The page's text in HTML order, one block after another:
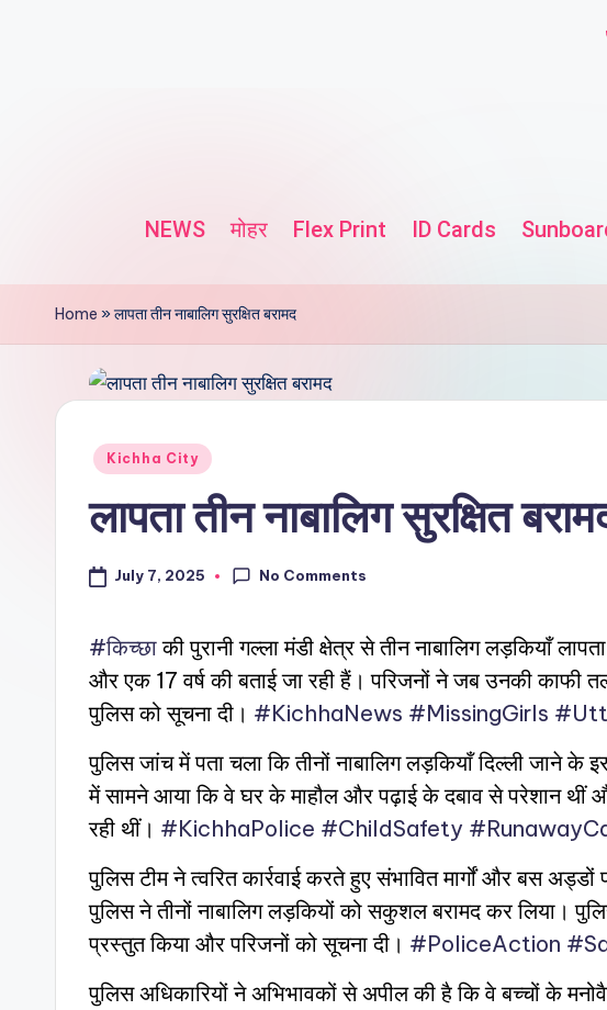
NEWS मोहर Flex Print ID Cards
Home »लापता तीन नाबालिग सुरक्षित बरामद
Kichha City
लापता तीन नाबालिग सुरक्षित
July 7, 2025 No Comments
#किच्छाकी पुरानी गल्ला मंडी क्षेत्र से तीन नाबालिग लड़कियाँ
और एक 17 वर्ष की बताई जा रही हैं। परिजनों ने जब उनकी काफी
पुलिस को सूचना दी। #KichhaNews #MissingGirls
पुलिस जांच में पता चला कि तीनों नाबालिग लड़कियाँ दिल्ली जाने के
में सामने आया कि वे घर के माहौल और पढ़ाई के दबाव से परेशान थीं
रही थीं। #KichhaPolice #ChildSafety
पुलिस टीम ने त्वरित कार्रवाई करते हुए संभावित मार्गों और बस
पुलिस ने तीनों नाबालिग लड़कियों को सकुशल बरामद कर लिया।
प्रस्तुत किया और परिजनों को सूचना दी। #PoliceAction
पुलिस अधिकारियों ने अभिभावकों से अपील की है कि वे बच्चों के